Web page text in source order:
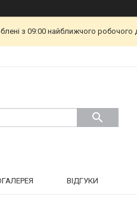
з 09:00 найближчого робочого
ВІДГУКИ